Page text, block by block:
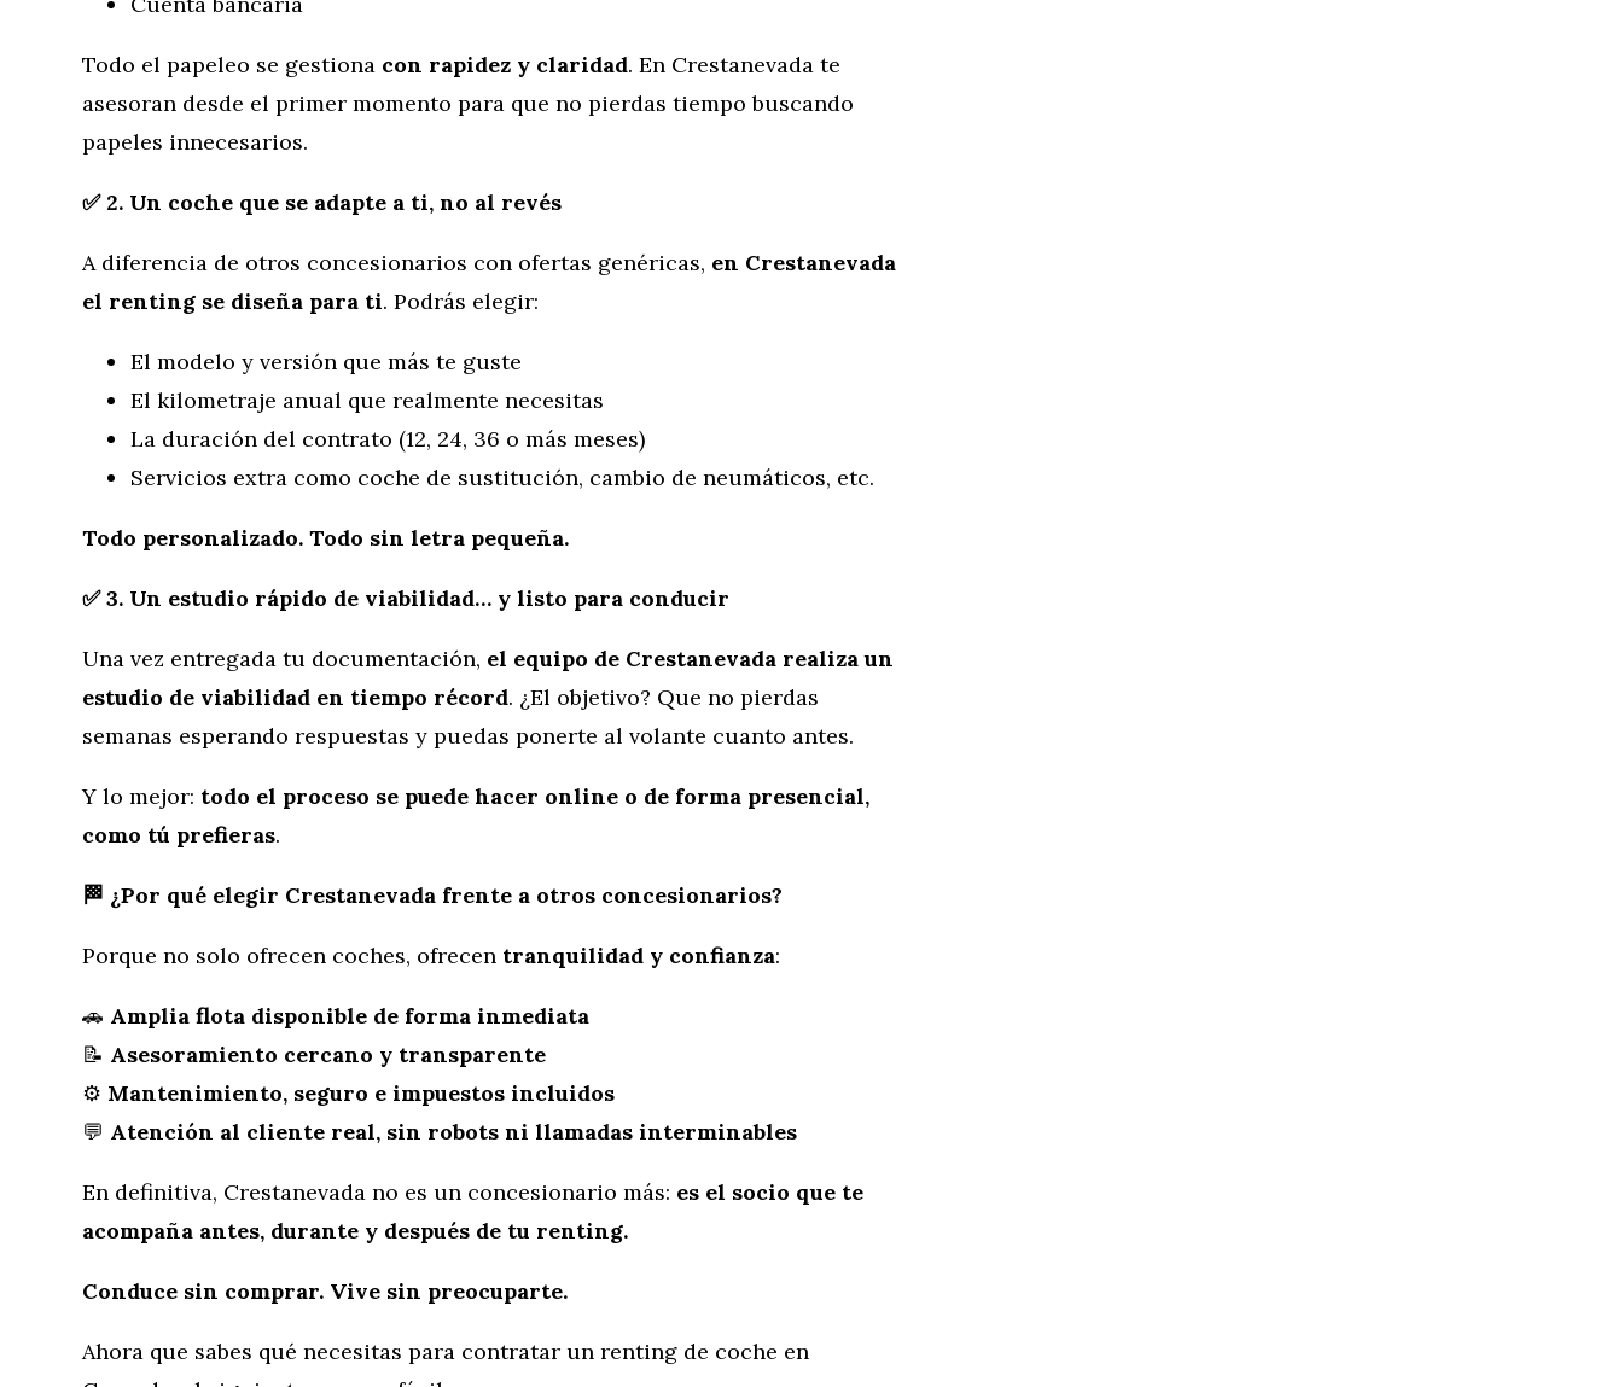
Todo el papeleo se gestiona con rapidez y claridad. En Crestanevada te
asesoran desde el primer momento para que no pierdas tiempo buscando
papeles innecesarios.
✅ 2. Un coche que se adapte a ti, no al revés
A diferencia de otros concesionarios con ofertas genéricas, en Crestanevada
el renting se diseña para ti. Podrás elegir:
El modelo y versión que más te guste
El kilometraje anual que realmente necesitas
La duración del contrato (12, 24, 36 o más meses)
Servicios extra como coche de sustitución, cambio de neumáticos, etc.
Todo personalizado. Todo sin letra pequeña.
✅ 3. Un estudio rápido de viabilidad… y listo para conducir
Una vez entregada tu documentación, el equipo de Crestanevada realiza un
estudio de viabilidad en tiempo récord. ¿El objetivo? Que no pierdas
semanas esperando respuestas y puedas ponerte al volante cuanto antes.
Y lo mejor: todo el proceso se puede hacer online o de forma presencial,
como tú prefieras.
🏁 ¿Por qué elegir Crestanevada frente a otros concesionarios?
Porque no solo ofrecen coches, ofrecen tranquilidad y confianza:
🚗 Amplia flota disponible de forma inmediata
📝 Asesoramiento cercano y transparente
⚙️ Mantenimiento, seguro e impuestos incluidos
💬 Atención al cliente real, sin robots ni llamadas interminables
En definitiva, Crestanevada no es un concesionario más: es el socio que te
acompaña antes, durante y después de tu renting.
Conduce sin comprar. Vive sin preocuparte.
Ahora que sabes qué necesitas para contratar un renting de coche en